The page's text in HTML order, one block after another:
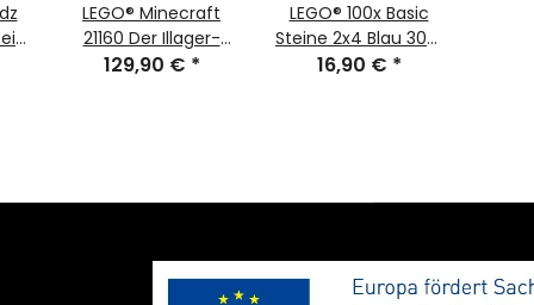
LEGO® Minecraft
21160 Der Illager-
Überfall
129,90 € *
LEGO® 100x Basic
Steine 2x4 Blau 3001
NEU
16,90 € *